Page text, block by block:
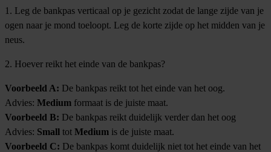
1. Leg de bankpas verticaal op je gezicht zodat de lange zijde van je
ogen naar je mond toeloopt. Leg de korte zijde op het midden van je
neus.
2. Hoever reikt het einde van de bankpas?
Voorbeeld A: De bankpas reikt tot het einde van het oog.
Advies: Medium formaat is de juiste maat.
Voorbeeld B: De bankpas reikt duidelijk verder dan het oog
Advies: Small tot Medium is de juiste maat.
Voorbeeld C: De bankpas komt duidelijk niet tot het einde van het